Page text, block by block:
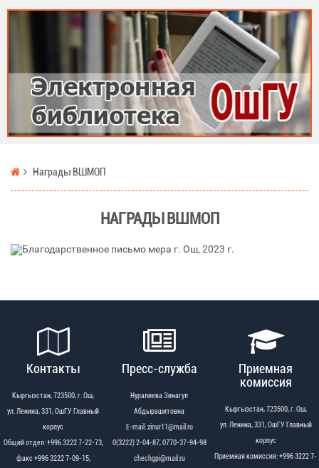
Награды ВШМОП
НАГРАДЫ ВШМОП
Благодарственное письмо мера г. Ош, 2023 г.
Контакты
Кыргызстан, 723500, г. Ош,
ул. Ленина, 331, ОшГУ Главный
корпус
Общий отдел: +996 3222 7-22-73,
факс +996 3222 7-09-15,
Пресс-служба
Нуралиева Зинагул
Абдырашитовна
Е-mail: zinur11@mail.ru
0(3222) 2-04-87, 0770-37-94-98
chechgpi@mail.ru
Приемная
комиссия
Кыргызстан, 723500, г. Ош,
ул. Ленина, 331, ОшГУ Главный
корпус
Приемная комиссия: +996 3222 7-